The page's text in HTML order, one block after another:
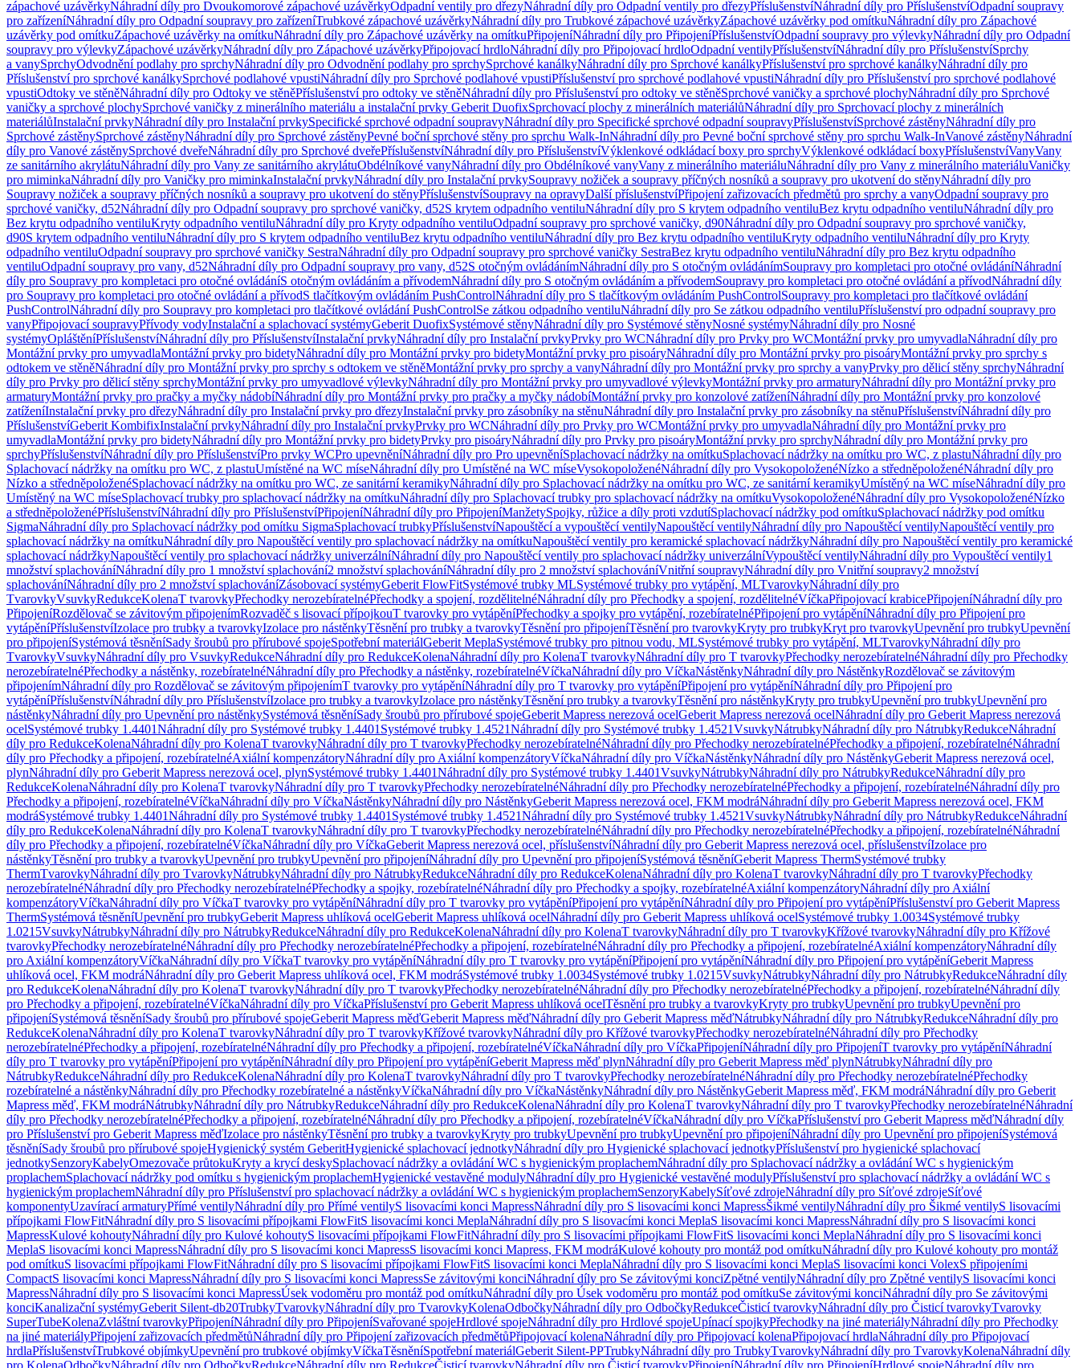
zápachové uzávěrkyNáhradní díly pro Dvoukomorové zápachové uzávěrkyOdpadní ventily pro dřezyNáhradní díly pro Odpadní ventily pro dřezyPříslušenstvíNáhradní díly pro PříslušenstvíOdpadní soupravy
pro zařízeníNáhradní díly pro Odpadní soupravy pro zařízeníTrubkové zápachové uzávěrkyNáhradní díly pro Trubkové zápachové uzávěrkyZápachové uzávěrky pod omítkuNáhradní díly pro Zápachové
uzávěrky pod omítkuZápachové uzávěrky na omítkuNáhradní díly pro Zápachové uzávěrky na omítkuPřipojeníNáhradní díly pro PřipojeníPříslušenstvíOdpadní soupravy pro výlevkyNáhradní díly pro Odpadní
soupravy pro výlevkyZápachové uzávěrkyNáhradní díly pro Zápachové uzávěrkyPřipojovací hrdloNáhradní díly pro Připojovací hrdloOdpadní ventilyPříslušenstvíNáhradní díly pro PříslušenstvíSprchy
a vanySprchyOdvodnění podlahy pro sprchyNáhradní díly pro Odvodnění podlahy pro sprchySprchové kanálkyNáhradní díly pro Sprchové kanálkyPříslušenství pro sprchové kanálkyNáhradní díly pro
Příslušenství pro sprchové kanálkySprchové podlahové vpustiNáhradní díly pro Sprchové podlahové vpustiPříslušenství pro sprchové podlahové vpustiNáhradní díly pro Příslušenství pro sprchové podlahové
vpustiOdtoky ve stěněNáhradní díly pro Odtoky ve stěněPříslušenství pro odtoky ve stěněNáhradní díly pro Příslušenství pro odtoky ve stěněSprchové vaničky a sprchové plochyNáhradní díly pro Sprchové
vaničky a sprchové plochySprchové vaničky z minerálního materiálu a instalační prvky Geberit DuofixSprchovací plochy z minerálních materiálůNáhradní díly pro Sprchovací plochy z minerálních
materiálůInstalační prvkyNáhradní díly pro Instalační prvkySpecifické sprchové odpadní soupravyNáhradní díly pro Specifické sprchové odpadní soupravyPříslušenstvíSprchové zástěnyNáhradní díly pro
Sprchové zástěnySprchové zástěnyNáhradní díly pro Sprchové zástěnyPevné boční sprchové stěny pro sprchu Walk-InNáhradní díly pro Pevné boční sprchové stěny pro sprchu Walk-InVanové zástěnyNáhradní
díly pro Vanové zástěnySprchové dveřeNáhradní díly pro Sprchové dveřePříslušenstvíNáhradní díly pro PříslušenstvíVýklenkové odkládací boxy pro sprchyVýklenkové odkládací boxyPříslušenstvíVanyVany
ze sanitárního akrylátuNáhradní díly pro Vany ze sanitárního akrylátuObdélníkové vanyNáhradní díly pro Obdélníkové vanyVany z minerálního materiáluNáhradní díly pro Vany z minerálního materiáluVaničky
pro miminkaNáhradní díly pro Vaničky pro miminkaInstalační prvkyNáhradní díly pro Instalační prvkySoupravy nožiček a soupravy příčných nosníků a soupravy pro ukotvení do stěnyNáhradní díly pro
Soupravy nožiček a soupravy příčných nosníků a soupravy pro ukotvení do stěnyPříslušenstvíSoupravy na opravyDalší příslušenstvíPřipojení zařizovacích předmětů pro sprchy a vanyOdpadní soupravy pro
sprchové vaničky, d52Náhradní díly pro Odpadní soupravy pro sprchové vaničky, d52S krytem odpadního ventiluNáhradní díly pro S krytem odpadního ventiluBez krytu odpadního ventiluNáhradní díly pro
Bez krytu odpadního ventiluKryty odpadního ventiluNáhradní díly pro Kryty odpadního ventiluOdpadní soupravy pro sprchové vaničky, d90Náhradní díly pro Odpadní soupravy pro sprchové vaničky,
d90S krytem odpadního ventiluNáhradní díly pro S krytem odpadního ventiluBez krytu odpadního ventiluNáhradní díly pro Bez krytu odpadního ventiluKryty odpadního ventiluNáhradní díly pro Kryty
odpadního ventiluOdpadní soupravy pro sprchové vaničky SestraNáhradní díly pro Odpadní soupravy pro sprchové vaničky SestraBez krytu odpadního ventiluNáhradní díly pro Bez krytu odpadního
ventiluOdpadní soupravy pro vany, d52Náhradní díly pro Odpadní soupravy pro vany, d52S otočným ovládánímNáhradní díly pro S otočným ovládánímSoupravy pro kompletaci pro otočné ovládáníNáhradní
díly pro Soupravy pro kompletaci pro otočné ovládáníS otočným ovládáním a přívodemNáhradní díly pro S otočným ovládáním a přívodemSoupravy pro kompletaci pro otočné ovládání a přívodNáhradní díly
pro Soupravy pro kompletaci pro otočné ovládání a přívodS tlačítkovým ovládáním PushControlNáhradní díly pro S tlačítkovým ovládáním PushControlSoupravy pro kompletaci pro tlačítkové ovládání
PushControlNáhradní díly pro Soupravy pro kompletaci pro tlačítkové ovládání PushControlSe zátkou odpadního ventiluNáhradní díly pro Se zátkou odpadního ventiluPříslušenství pro odpadní soupravy pro
vanyPřipojovací soupravyPřívody vodyInstalační a splachovací systémyGeberit DuofixSystémové stěnyNáhradní díly pro Systémové stěnyNosné systémyNáhradní díly pro Nosné
systémyOpláštěníPříslušenstvíNáhradní díly pro PříslušenstvíInstalační prvkyNáhradní díly pro Instalační prvkyPrvky pro WCNáhradní díly pro Prvky pro WCMontážní prvky pro umyvadlaNáhradní díly pro
Montážní prvky pro umyvadlaMontážní prvky pro bidetyNáhradní díly pro Montážní prvky pro bidetyMontážní prvky pro pisoáryNáhradní díly pro Montážní prvky pro pisoáryMontážní prvky pro sprchy s
odtokem ve stěněNáhradní díly pro Montážní prvky pro sprchy s odtokem ve stěněMontážní prvky pro sprchy a vanyNáhradní díly pro Montážní prvky pro sprchy a vanyPrvky pro dělicí stěny sprchyNáhradní
díly pro Prvky pro dělicí stěny sprchyMontážní prvky pro umyvadlové výlevkyNáhradní díly pro Montážní prvky pro umyvadlové výlevkyMontážní prvky pro armaturyNáhradní díly pro Montážní prvky pro
armaturyMontážní prvky pro pračky a myčky nádobíNáhradní díly pro Montážní prvky pro pračky a myčky nádobíMontážní prvky pro konzolové zatíženíNáhradní díly pro Montážní prvky pro konzolové
zatíženíInstalační prvky pro dřezyNáhradní díly pro Instalační prvky pro dřezyInstalační prvky pro zásobníky na stěnuNáhradní díly pro Instalační prvky pro zásobníky na stěnuPříslušenstvíNáhradní díly pro
PříslušenstvíGeberit KombifixInstalační prvkyNáhradní díly pro Instalační prvkyPrvky pro WCNáhradní díly pro Prvky pro WCMontážní prvky pro umyvadlaNáhradní díly pro Montážní prvky pro
umyvadlaMontážní prvky pro bidetyNáhradní díly pro Montážní prvky pro bidetyPrvky pro pisoáryNáhradní díly pro Prvky pro pisoáryMontážní prvky pro sprchyNáhradní díly pro Montážní prvky pro
sprchyPříslušenstvíNáhradní díly pro PříslušenstvíPro prvky WCPro upevněníNáhradní díly pro Pro upevněníSplachovací nádržky na omítkuSplachovací nádržky na omítku pro WC, z plastuNáhradní díly pro
Splachovací nádržky na omítku pro WC, z plastuUmístěné na WC míseNáhradní díly pro Umístěné na WC míseVysokopoloženéNáhradní díly pro VysokopoloženéNízko a středněpoloženéNáhradní díly pro
Nízko a středněpoloženéSplachovací nádržky na omítku pro WC, ze sanitární keramikyNáhradní díly pro Splachovací nádržky na omítku pro WC, ze sanitární keramikyUmístěný na WC míseNáhradní díly pro
Umístěný na WC míseSplachovací trubky pro splachovací nádržky na omítkuNáhradní díly pro Splachovací trubky pro splachovací nádržky na omítkuVysokopoloženéNáhradní díly pro VysokopoloženéNízko
a středněpoloženéPříslušenstvíNáhradní díly pro PříslušenstvíPřipojeníNáhradní díly pro PřipojeníManžetySpojky, růžice a díly proti vzdutíSplachovací nádržky pod omítkuSplachovací nádržky pod omítku
SigmaNáhradní díly pro Splachovací nádržky pod omítku SigmaSplachovací trubkyPříslušenstvíNapouštěcí a vypouštěcí ventilyNapouštěcí ventilyNáhradní díly pro Napouštěcí ventilyNapouštěcí ventily pro
splachovací nádržky na omítkuNáhradní díly pro Napouštěcí ventily pro splachovací nádržky na omítkuNapouštěcí ventily pro keramické splachovací nádržkyNáhradní díly pro Napouštěcí ventily pro keramické
splachovací nádržkyNapouštěcí ventily pro splachovací nádržky univerzálníNáhradní díly pro Napouštěcí ventily pro splachovací nádržky univerzálníVypouštěcí ventilyNáhradní díly pro Vypouštěcí ventily1
množství splachováníNáhradní díly pro 1 množství splachování2 množství splachováníNáhradní díly pro 2 množství splachováníVnitřní soupravyNáhradní díly pro Vnitřní soupravy2 množství
splachováníNáhradní díly pro 2 množství splachováníZásobovací systémyGeberit FlowFitSystémové trubky MLSystémové trubky pro vytápění, MLTvarovkyNáhradní díly pro
TvarovkyVsuvkyRedukceKolenaT tvarovkyPřechodky nerozebíratelnéPřechodky a spojení, rozdělitelnéNáhradní díly pro Přechodky a spojení, rozdělitelnéVíčkaPřipojovací krabicePřipojeníNáhradní díly pro
PřipojeníRozdělovač se závitovým připojenímRozvaděč s lisovací přípojkouT tvarovky pro vytápěníPřechodky a spojky pro vytápění, rozebíratelnéPřipojení pro vytápěníNáhradní díly pro Připojení pro
vytápěníPříslušenstvíIzolace pro trubky a tvarovkyIzolace pro nástěnkyTěsnění pro trubky a tvarovkyTěsnění pro připojeníTěsnění pro tvarovkyKryty pro trubkyKryt pro tvarovkyUpevnění pro trubkyUpevnění
pro připojeníSystémová těsněníSady šroubů pro přírubové spojeSpotřební materiálGeberit MeplaSystémové trubky pro pitnou vodu, MLSystémové trubky pro vytápění, MLTvarovkyNáhradní díly pro
TvarovkyVsuvkyNáhradní díly pro VsuvkyRedukceNáhradní díly pro RedukceKolenaNáhradní díly pro KolenaT tvarovkyNáhradní díly pro T tvarovkyPřechodky nerozebíratelnéNáhradní díly pro Přechodky
nerozebíratelnéPřechodky a nástěnky, rozebíratelnéNáhradní díly pro Přechodky a nástěnky, rozebíratelnéVíčkaNáhradní díly pro VíčkaNástěnkyNáhradní díly pro NástěnkyRozdělovač se závitovým
připojenímNáhradní díly pro Rozdělovač se závitovým připojenímT tvarovky pro vytápěníNáhradní díly pro T tvarovky pro vytápěníPřipojení pro vytápěníNáhradní díly pro Připojení pro
vytápěníPříslušenstvíNáhradní díly pro PříslušenstvíIzolace pro trubky a tvarovkyIzolace pro nástěnkyTěsnění pro trubky a tvarovkyTěsnění pro nástěnkyKryty pro trubkyUpevnění pro trubkyUpevnění pro
nástěnkyNáhradní díly pro Upevnění pro nástěnkySystémová těsněníSady šroubů pro přírubové spojeGeberit Mapress nerezová ocelGeberit Mapress nerezová ocelNáhradní díly pro Geberit Mapress nerezová
ocelSystémové trubky 1.4401Náhradní díly pro Systémové trubky 1.4401 Systémové trubky 1.4521Náhradní díly pro Systémové trubky 1.4521VsuvkyNátrubkyNáhradní díly pro NátrubkyRedukceNáhradní
díly pro RedukceKolenaNáhradní díly pro KolenaT tvarovkyNáhradní díly pro T tvarovkyPřechodky nerozebíratelnéNáhradní díly pro Přechodky nerozebíratelnéPřechodky a připojení, rozebíratelnéNáhradní
díly pro Přechodky a připojení, rozebíratelnéAxiální kompenzátoryNáhradní díly pro Axiální kompenzátoryVíčkaNáhradní díly pro VíčkaNástěnkyNáhradní díly pro NástěnkyGeberit Mapress nerezová ocel,
plynNáhradní díly pro Geberit Mapress nerezová ocel, plynSystémové trubky 1.4401Náhradní díly pro Systémové trubky 1.4401VsuvkyNátrubkyNáhradní díly pro NátrubkyRedukceNáhradní díly pro
RedukceKolenaNáhradní díly pro KolenaT tvarovkyNáhradní díly pro T tvarovkyPřechodky nerozebíratelnéNáhradní díly pro Přechodky nerozebíratelnéPřechodky a připojení, rozebíratelnéNáhradní díly pro
Přechodky a připojení, rozebíratelnéVíčkaNáhradní díly pro VíčkaNástěnkyNáhradní díly pro NástěnkyGeberit Mapress nerezová ocel, FKM modráNáhradní díly pro Geberit Mapress nerezová ocel, FKM
modráSystémové trubky 1.4401Náhradní díly pro Systémové trubky 1.4401 Systémové trubky 1.4521Náhradní díly pro Systémové trubky 1.4521VsuvkyNátrubkyNáhradní díly pro NátrubkyRedukceNáhradní
díly pro RedukceKolenaNáhradní díly pro KolenaT tvarovkyNáhradní díly pro T tvarovkyPřechodky nerozebíratelnéNáhradní díly pro Přechodky nerozebíratelnéPřechodky a připojení, rozebíratelnéNáhradní
díly pro Přechodky a připojení, rozebíratelnéVíčkaNáhradní díly pro VíčkaGeberit Mapress nerezová ocel, příslušenstvíNáhradní díly pro Geberit Mapress nerezová ocel, příslušenstvíIzolace pro
nástěnkyTěsnění pro trubky a tvarovkyUpevnění pro trubkyUpevnění pro připojeníNáhradní díly pro Upevnění pro připojeníSystémová těsněníGeberit Mapress ThermSystémové trubky
ThermTvarovkyNáhradní díly pro TvarovkyNátrubkyNáhradní díly pro NátrubkyRedukceNáhradní díly pro RedukceKolenaNáhradní díly pro KolenaT tvarovkyNáhradní díly pro T tvarovkyPřechodky
nerozebíratelnéNáhradní díly pro Přechodky nerozebíratelnéPřechodky a spojky, rozebíratelnéNáhradní díly pro Přechodky a spojky, rozebíratelnéAxiální kompenzátoryNáhradní díly pro Axiální
kompenzátoryVíčkaNáhradní díly pro VíčkaT tvarovky pro vytápěníNáhradní díly pro T tvarovky pro vytápěníPřipojení pro vytápěníNáhradní díly pro Připojení pro vytápěníPříslušenství pro Geberit Mapress
ThermSystémová těsněníUpevnění pro trubkyGeberit Mapress uhlíková ocelGeberit Mapress uhlíková ocelNáhradní díly pro Geberit Mapress uhlíková ocelSystémové trubky 1.0034Systémové trubky
1.0215VsuvkyNátrubkyNáhradní díly pro NátrubkyRedukceNáhradní díly pro RedukceKolenaNáhradní díly pro KolenaT tvarovkyNáhradní díly pro T tvarovkyKřížové tvarovkyNáhradní díly pro Křížové
tvarovkyPřechodky nerozebíratelnéNáhradní díly pro Přechodky nerozebíratelnéPřechodky a připojení, rozebíratelnéNáhradní díly pro Přechodky a připojení, rozebíratelnéAxiální kompenzátoryNáhradní díly
pro Axiální kompenzátoryVíčkaNáhradní díly pro VíčkaT tvarovky pro vytápěníNáhradní díly pro T tvarovky pro vytápěníPřipojení pro vytápěníNáhradní díly pro Připojení pro vytápěníGeberit Mapress
uhlíková ocel, FKM modráNáhradní díly pro Geberit Mapress uhlíková ocel, FKM modráSystémové trubky 1.0034Systémové trubky 1.0215VsuvkyNátrubkyNáhradní díly pro NátrubkyRedukceNáhradní díly
pro RedukceKolenaNáhradní díly pro KolenaT tvarovkyNáhradní díly pro T tvarovkyPřechodky nerozebíratelnéNáhradní díly pro Přechodky nerozebíratelnéPřechodky a připojení, rozebíratelnéNáhradní díly
pro Přechodky a připojení, rozebíratelnéVíčkaNáhradní díly pro VíčkaPříslušenství pro Geberit Mapress uhlíková ocelTěsnění pro trubky a tvarovkyKryty pro trubkyUpevnění pro trubkyUpevnění pro
připojeníSystémová těsněníSady šroubů pro přírubové spojeGeberit Mapress měďGeberit Mapress měďNáhradní díly pro Geberit Mapress měďNátrubkyNáhradní díly pro NátrubkyRedukceNáhradní díly pro
RedukceKolenaNáhradní díly pro KolenaT tvarovkyNáhradní díly pro T tvarovkyKřížové tvarovkyNáhradní díly pro Křížové tvarovkyPřechodky nerozebíratelnéNáhradní díly pro Přechodky
nerozebíratelnéPřechodky a připojení, rozebíratelnéNáhradní díly pro Přechodky a připojení, rozebíratelnéVíčkaNáhradní díly pro VíčkaPřipojeníNáhradní díly pro PřipojeníT tvarovky pro vytápěníNáhradní
díly pro T tvarovky pro vytápěníPřipojení pro vytápěníNáhradní díly pro Připojení pro vytápěníGeberit Mapress měď plynNáhradní díly pro Geberit Mapress měď plynNátrubkyNáhradní díly pro
NátrubkyRedukceNáhradní díly pro RedukceKolenaNáhradní díly pro KolenaT tvarovkyNáhradní díly pro T tvarovkyPřechodky nerozebíratelnéNáhradní díly pro Přechodky nerozebíratelnéPřechodky
rozebíratelné a nástěnkyNáhradní díly pro Přechodky rozebíratelné a nástěnkyVíčkaNáhradní díly pro VíčkaNástěnkyNáhradní díly pro NástěnkyGeberit Mapress měď, FKM modráNáhradní díly pro Geberit
Mapress měď, FKM modráNátrubkyNáhradní díly pro NátrubkyRedukceNáhradní díly pro RedukceKolenaNáhradní díly pro KolenaT tvarovkyNáhradní díly pro T tvarovkyPřechodky nerozebíratelnéNáhradní
díly pro Přechodky nerozebíratelnéPřechodky a připojení, rozebíratelnéNáhradní díly pro Přechodky a připojení, rozebíratelnéVíčkaNáhradní díly pro VíčkaPříslušenství pro Geberit Mapress měďNáhradní díly
pro Příslušenství pro Geberit Mapress měďIzolace pro nástěnkyTěsnění pro trubky a tvarovkyKryty pro trubkyUpevnění pro trubkyUpevnění pro připojeníNáhradní díly pro Upevnění pro připojeníSystémová
těsněníSady šroubů pro přírubové spojeHygienický systém GeberitHygienické splachovací jednotkyNáhradní díly pro Hygienické splachovací jednotkyPříslušenství pro hygienické splachovací
jednotkySenzoryKabelyOmezovače průtokuKryty a krycí deskySplachovací nádržky a ovládání WC s hygienickým proplachemNáhradní díly pro Splachovací nádržky a ovládání WC s hygienickým
proplachemSplachovací nádržky pod omítku s hygienickým proplachemHygienické vestavěné modulyNáhradní díly pro Hygienické vestavěné modulyPříslušenství pro splachovací nádržky a ovládání WC s
hygienickým proplachemNáhradní díly pro Příslušenství pro splachovací nádržky a ovládání WC s hygienickým proplachemSenzoryKabelySíťové zdrojeNáhradní díly pro Síťové zdrojeSíťové
komponentyUzavírací armaturyPřímé ventilyNáhradní díly pro Přímé ventilyS lisovacími konci MapressNáhradní díly pro S lisovacími konci MapressŠikmé ventilyNáhradní díly pro Šikmé ventilyS lisovacími
přípojkami FlowFitNáhradní díly pro S lisovacími přípojkami FlowFitS lisovacími konci MeplaNáhradní díly pro S lisovacími konci MeplaS lisovacími konci MapressNáhradní díly pro S lisovacími konci
MapressKulové kohoutyNáhradní díly pro Kulové kohoutyS lisovacími přípojkami FlowFitNáhradní díly pro S lisovacími přípojkami FlowFitS lisovacími konci MeplaNáhradní díly pro S lisovacími konci
MeplaS lisovacími konci MapressNáhradní díly pro S lisovacími konci MapressS lisovacími konci Mapress, FKM modráKulové kohouty pro montáž pod omítkuNáhradní díly pro Kulové kohouty pro montáž
pod omítkuS lisovacími přípojkami FlowFitNáhradní díly pro S lisovacími přípojkami FlowFitS lisovacími konci MeplaNáhradní díly pro S lisovacími konci MeplaS lisovacími konci VolexS připojeními
CompactS lisovacími konci MapressNáhradní díly pro S lisovacími konci MapressSe závitovými konciNáhradní díly pro Se závitovými konciZpětné ventilyNáhradní díly pro Zpětné ventilyS lisovacími konci
MapressNáhradní díly pro S lisovacími konci MapressÚsek vodoměru pro montáž pod omítkuNáhradní díly pro Úsek vodoměru pro montáž pod omítkuSe závitovými konciNáhradní díly pro Se závitovými
konciKanalizační systémyGeberit Silent-db20TrubkyTvarovkyNáhradní díly pro TvarovkyKolenaOdbočkyNáhradní díly pro OdbočkyRedukceČisticí tvarovkyNáhradní díly pro Čisticí tvarovkyTvarovky
SuperTubeKolenaZvláštní tvarovkyPřipojeníNáhradní díly pro PřipojeníSvařované spojeHrdlové spojeNáhradní díly pro Hrdlové spojeUpínací spojkyPřechodky na jiné materiályNáhradní díly pro Přechodky
na jiné materiályPřipojení zařizovacích předmětůNáhradní díly pro Připojení zařizovacích předmětůPřipojovací kolenaNáhradní díly pro Připojovací kolenaPřipojovací hrdlaNáhradní díly pro Připojovací
hrdlaPříslušenstvíTrubkové objímkyUpevnění pro trubkové objímkyVíčkaTěsněníSpotřební materiálGeberit Silent-PPTrubkyNáhradní díly pro TrubkyTvarovkyNáhradní díly pro TvarovkyKolenaNáhradní díly
pro KolenaOdbočkyNáhradní díly pro OdbočkyRedukceNáhradní díly pro RedukceČisticí tvarovkyNáhradní díly pro Čisticí tvarovkyPřipojeníNáhradní díly pro PřipojeníHrdlové spojeNáhradní díly pro